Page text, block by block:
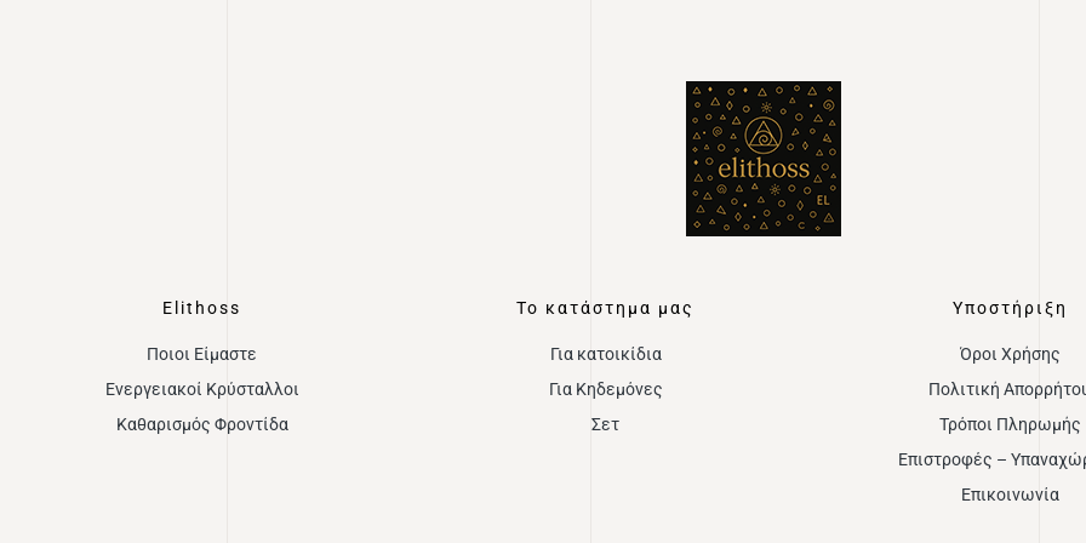
Elithoss
Ποιοι Είμαστε
Ενεργειακοί Κρύσταλλοι
Καθαρισμός Φροντίδα
Το κατάστημα μας
Για κατοικίδια
Για Κηδεμόνες
Σετ
Υποστήριξη
Όροι Χρήσης
Πολιτική
Τρόποι Πληρωμής
Επιστροφές –
Επικοινωνία